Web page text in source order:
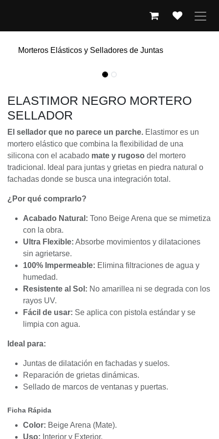
Morteros Elásticos y Selladores de Juntas
ELASTIMOR NEGRO MORTERO
SELLADOR
El sellador que no parece un parche. Elastimor es un
mortero elástico que combina la flexibilidad de una
silicona con el acabado mate y rugoso del mortero
tradicional. Ideal para juntas y grietas en piedra natural o
fachadas donde se busca una integración total.
¿Por qué comprarlo?
Acabado Natural: Tono Beige Arena que se mimetiza
con la obra.
Ultra Flexible: Absorbe movimientos y dilataciones
sin agrietarse.
100% Impermeable: Elimina filtraciones de agua y
humedad.
Resistente al Sol: No amarillea ni se degrada con los
rayos UV.
Fácil de usar: Se aplica con pistola estándar y se
limpia con agua.
Ideal para:
Juntas de dilatación en fachadas y suelos.
Reparación de grietas dinámicas.
Sellado de marcos de ventanas y puertas.
Ficha Rápida
Color: Beige Arena (Mate).
Uso: Interior y Exterior.